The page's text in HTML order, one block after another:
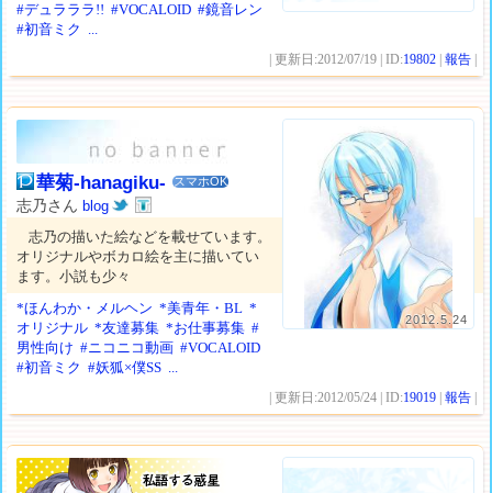
#デュラララ!! #VOCALOID #鏡音レン
#初音ミク ...
| 更新日:2012/07/19 | ID:19802 |報告
2012.5.24
華菊-hanagiku- スマホOK
志乃さんblog
志乃の描いた絵などを載せています。
オリジナルやボカロ絵を主に描いてい
ます。小説も少々
*ほんわか・メルヘン *美青年・BL *
オリジナル *友達募集 *お仕事募集 #
男性向け #ニコニコ動画 #VOCALOID
#初音ミク #妖狐×僕SS ...
| 更新日:2012/05/24 | ID:19019 |報告